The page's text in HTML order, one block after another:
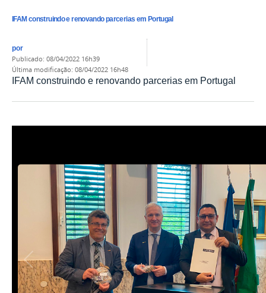
IFAM construindo e renovando parcerias em Portugal
por
publicado: 08/04/2022 16h39
última modificação: 08/04/2022 16h48
IFAM construindo e renovando parcerias em Portugal